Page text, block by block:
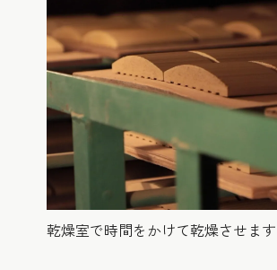
乾燥室で時間をかけて乾燥させます